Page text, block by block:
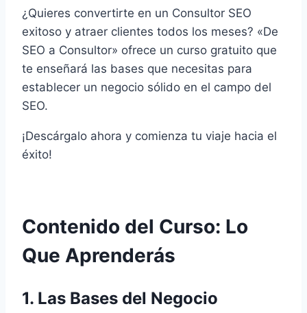
¿Quieres convertirte en un Consultor SEO
exitoso y atraer clientes todos los meses? «De
SEO a Consultor» ofrece un curso gratuito que
te enseñará las bases que necesitas para
establecer un negocio sólido en el campo del
SEO.
¡Descárgalo ahora y comienza tu viaje hacia el
éxito!
Contenido del Curso: Lo
Que Aprenderás
1. Las Bases del Negocio